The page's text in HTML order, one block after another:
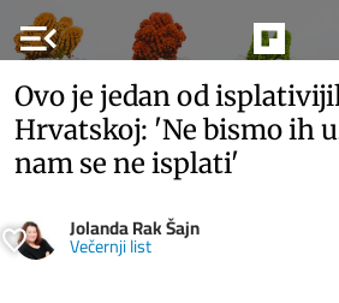
menu_open
Ovo je jedan od
Hrvatskoj: 'Ne bismo ih
nam se ne isplati'
Jolanda Rak Šajn
Večernji list